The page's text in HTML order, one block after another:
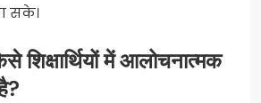
सके।
में आलोचनात्मक